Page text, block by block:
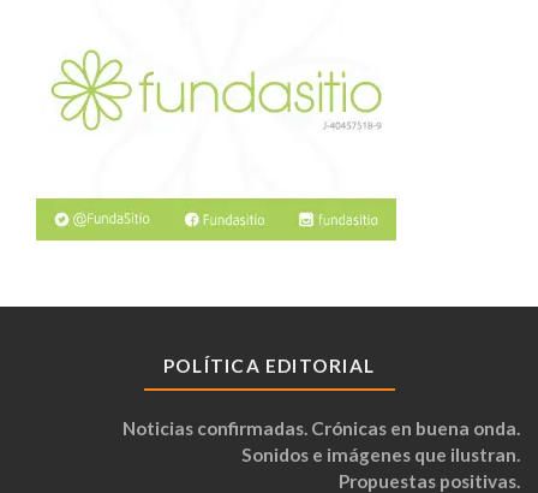
POLÍTICA EDITORIAL
Noticias confirmadas. Crónicas en buena onda.
Sonidos e imágenes que ilustran.
Propuestas positivas.